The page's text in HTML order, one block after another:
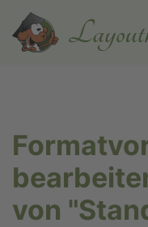
Zum Hauptinhalt
von